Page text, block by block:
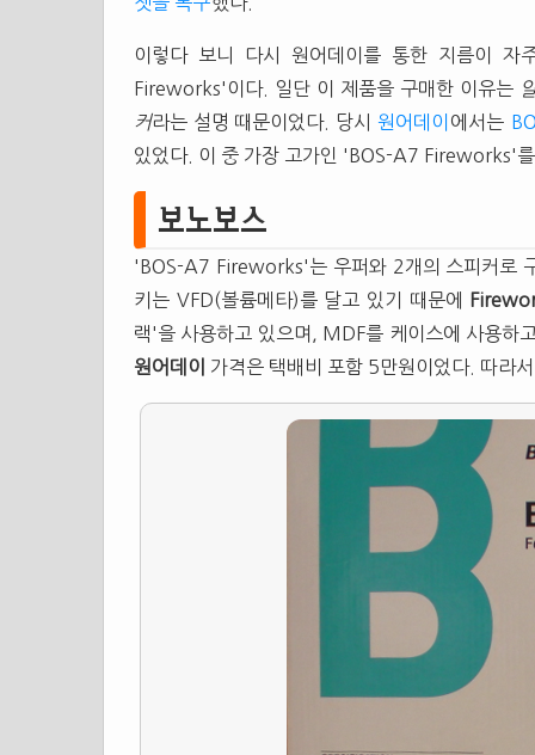
이렇다 보니 다시 원어데이를 통한 지름이
Fireworks'이다. 일단 이 제품을 구매한 이유는
커라는 설명 때문이었다. 당시 원어데이 에서는
있었다. 이 중 가장 고가인 'BOS-A7 Fireworks'
보노보스
'BOS-A7 Fireworks'는 우퍼와 2개의 스피커로
키는 VFD(볼륨메타)를 달고 있기 때문에
랙'을 사용하고 있으며, MDF를 케이스에 사용하
원어데이
가격은 택배비 포함 5만원이었다. 따라